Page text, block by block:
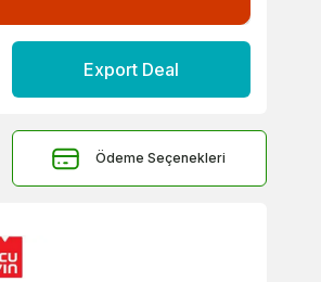
Export Deal
Ödeme Seçenekleri